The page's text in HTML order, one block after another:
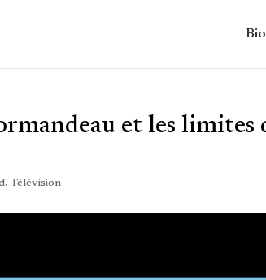
et les limites
,Télévision